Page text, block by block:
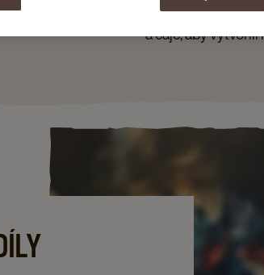
Naši
a čaje, aby